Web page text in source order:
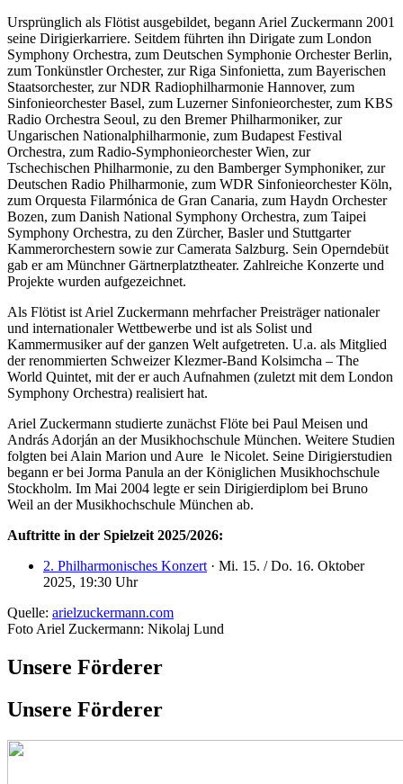
Ursprünglich als Flötist ausgebildet, begann Ariel Zuckermann 2001
seine Dirigierkarriere. Seitdem führten ihn Dirigate zum London
Symphony Orchestra, zum Deutschen Symphonie Orchester Berlin,
zum Tonkünstler Orchester, zur Riga Sinfonietta, zum Bayerischen
Staatsorchester, zur NDR Radiophilharmonie Hannover, zum
Sinfonieorchester Basel, zum Luzerner Sinfonieorchester, zum KBS
Radio Orchestra Seoul, zu den Bremer Philharmoniker, zur
Ungarischen Nationalphilharmonie, zum Budapest Festival
Orchestra, zum Radio-Symphonieorchester Wien, zur
Tschechischen Philharmonie, zu den Bamberger Symphoniker, zur
Deutschen Radio Philharmonie, zum WDR Sinfonieorchester Köln,
zum Orquesta Filarmónica de Gran Canaria, zum Haydn Orchester
Bozen, zum Danish National Symphony Orchestra, zum Taipei
Symphony Orchestra, zu den Zürcher, Basler und Stuttgarter
Kammerorchestern sowie zur Camerata Salzburg. Sein Operndebüt
gab er am Münchner Gärtnerplatztheater. Zahlreiche Konzerte und
Projekte wurden aufgezeichnet.
Als Flötist ist Ariel Zuckermann mehrfacher Preisträger nationaler
und internationaler Wettbewerbe und ist als Solist und
Kammermusiker auf der ganzen Welt aufgetreten. U.a. als Mitglied
der renommierten Schweizer Klezmer-Band Kolsimcha – The
World Quintet, mit der er auch Aufnahmen (zuletzt mit dem London
Symphony Orchestra) realisiert hat.
Ariel Zuckermann studierte zunächst Flöte bei Paul Meisen und
András Adorján an der Musikhochschule München. Weitere Studien
folgten bei Alain Marion und Aure le Nicolet. Seine Dirigierstudien
begann er bei Jorma Panula an der Königlichen Musikhochschule
Stockholm. Im Mai 2004 legte er sein Dirigierdiplom bei Bruno
Weil an der Musikhochschule München ab.
Auftritte in der Spielzeit 2025/2026:
2. Philharmonisches Konzert · Mi. 15. / Do. 16. Oktober
2025, 19:30 Uhr
Quelle: arielzuckermann.com
Foto Ariel Zuckermann: Nikolaj Lund
Unsere Förderer
Unsere Förderer